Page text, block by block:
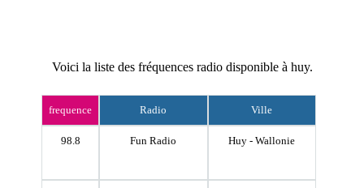
Voici la liste des fréquences radio disponible à huy.
frequence Radio Ville
98.8 Fun Radio Huy - Wallonie